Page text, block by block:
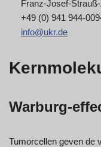
Franz-Josef-
+49 (0) 941 944-
info@ukr.de
Warburg-
Tumorcellen geven de